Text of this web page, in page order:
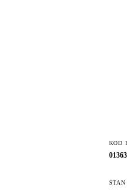
KOD
STAN